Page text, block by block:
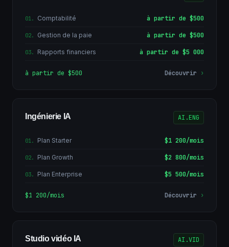
01. Comptabilité à partir de $500
02. Gestion de la paie à partir de $500
03. Rapports financiers à partir de $5 000
à partir de $500 Découvrir ›
Ingénierie IA AI.ENG
01. Plan Starter $1 200/mois
02. Plan Growth $2 800/mois
03. Plan Enterprise $5 500/mois
$1 200/mois Découvrir ›
Studio vidéo IA AI.VID